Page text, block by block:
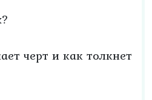
черт и как толкнет